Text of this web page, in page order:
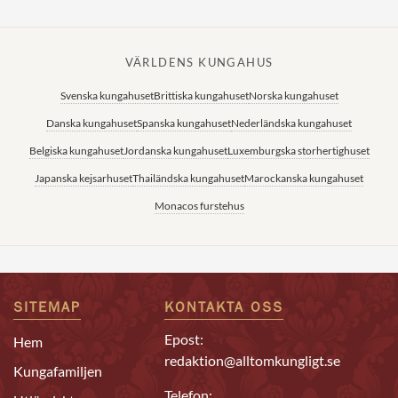
VÄRLDENS KUNGAHUS
Svenska kungahusetBrittiska kungahusetNorska kungahuset
Danska kungahusetSpanska kungahusetNederländska kungahuset
Belgiska kungahusetJordanska kungahusetLuxemburgska storhertighuset
Japanska kejsarhusetThailändska kungahusetMarockanska kungahuset
Monacos furstehus
SITEMAP
Hem
Kungafamiljen
KONTAKTA OSS
Epost:
redaktion@alltomkungligt.se